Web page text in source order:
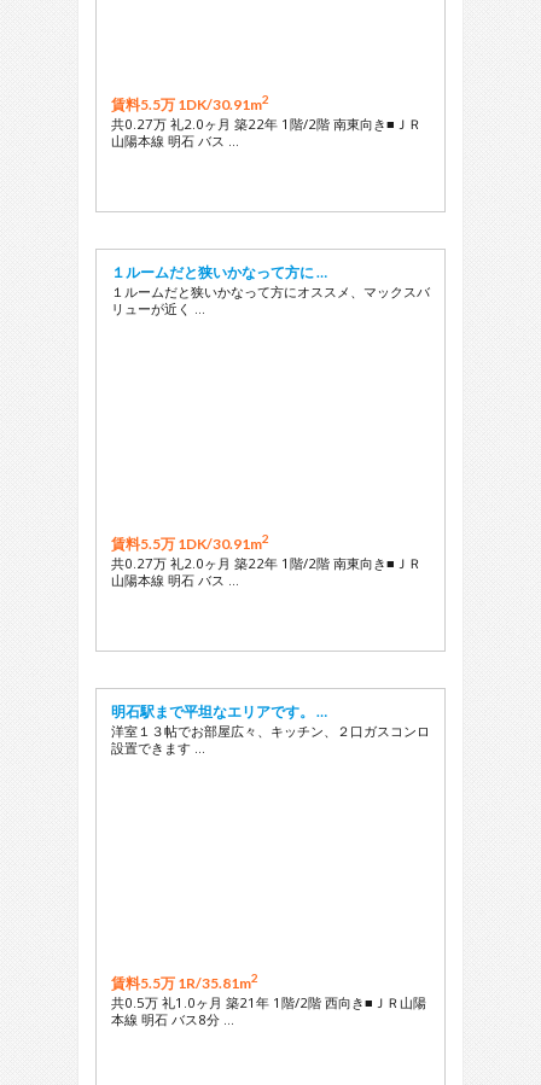
賃料5.5万 1DK/30.91m2
共0.27万 礼2.0ヶ月 築22年 1階/2階 南東向き■ＪＲ
山陽本線 明石 バス …
１ルームだと狭いかなって方に …
１ルームだと狭いかなって方にオススメ、マックスバ
リューが近く …
賃料5.5万 1DK/30.91m2
共0.27万 礼2.0ヶ月 築22年 1階/2階 南東向き■ＪＲ
山陽本線 明石 バス …
明石駅まで平坦なエリアです。 …
洋室１３帖でお部屋広々、キッチン、２口ガスコンロ
設置できます …
賃料5.5万 1R/35.81m2
共0.5万 礼1.0ヶ月 築21年 1階/2階 西向き■ＪＲ山陽
本線 明石 バス8分 …